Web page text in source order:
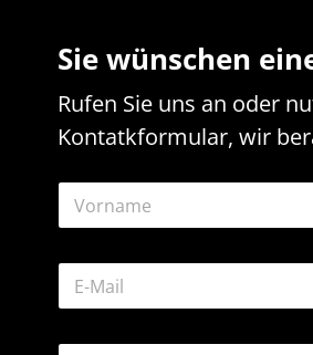
Sie wünschen
Rufen Sie uns an oder
Kontatkformular, wir
N
m
E
M